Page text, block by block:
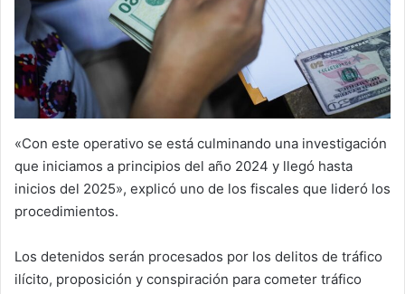
«Con este operativo se está culminando una investigación
que iniciamos a principios del año 2024 y llegó hasta
inicios del 2025», explicó uno de los fiscales que lideró los
procedimientos.
Los detenidos serán procesados por los delitos de tráfico
ilícito, proposición y conspiración para cometer tráfico